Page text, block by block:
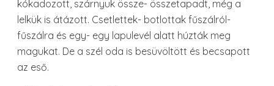
kókadozott, szárnyuk össze- összetapadt, még a
lelkük is átázott. Csetlettek- botlottak fűszálról-
fűszálra és egy- egy lapulevél alatt húzták meg
magukat. De a szél oda is besüvöltött és becsapott
az eső.